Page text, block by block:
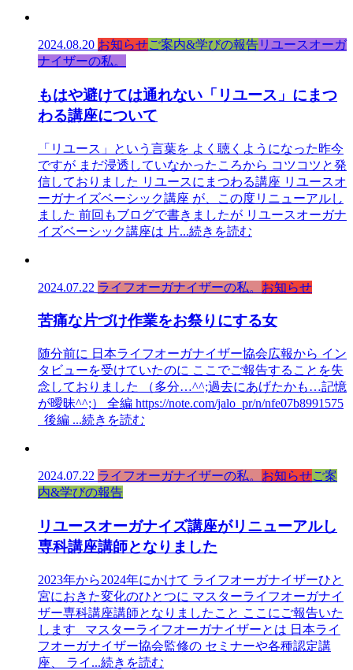
2024.08.20 お知らせご案内&学びの報告リユースオーガ
ナイザーの私。
もはや避けては通れない「リユース」にまつ
わる講座について
「リユース」という言葉を よく聴くようになった昨今
ですが まだ浸透していなかったころから コツコツと発
信しておりました リユースにまつわる講座 リユースオ
ーガナイズベーシック講座 が、この度リニューアルし
ました 前回もブログで書きましたが リユースオーガナ
イズベーシック講座は 片...続きを読む
2024.07.22 ライフオーガナイザーの私。 お知らせ
苦痛な片づけ作業をお祭りにする女
随分前に 日本ライフオーガナイザー協会広報から イン
タビューを受けていたのに ここでご報告することを失
念しておりました （多分…^^;過去にあげたかも…記憶
が曖昧^^;） 全編 https://note.com/jalo_pr/n/nfe07b8991575
後編 ...続きを読む
2024.07.22 ライフオーガナイザーの私。 お知らせご案
内&学びの報告
リユースオーガナイズ講座がリニューアルし
専科講座講師となりました
2023年から2024年にかけて ライフオーガナイザーひと
宮におきた変化のひとつに マスターライフオーガナイ
ザー専科講座講師となりましたこと ここにご報告いた
します マスターライフオーガナイザーとは 日本ライ
フオーガナイザー協会監修の セミナーや各種認定講
座、 ライ ...続きを読む